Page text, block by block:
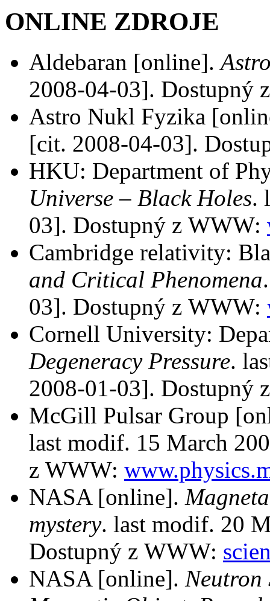
ONLINE ZDROJE
Aldebaran [online].
2008-04-03]. Dostupný
Astro Nukl Fyzika
[cit. 2008-04-03].
HKU: Department of
Universe – Black Holes.
03]. Dostupný z WWW:
Cambridge relativity:
and Critical Phenomena
03]. Dostupný z WWW:
Cornell University:
Degeneracy Pressure.
2008-01-03]. Dostupný
McGill Pulsar Group
last modif. 15 March
z WWW:
NASA [online].
mystery. last modif. 20
Dostupný z WWW:
NASA [online].